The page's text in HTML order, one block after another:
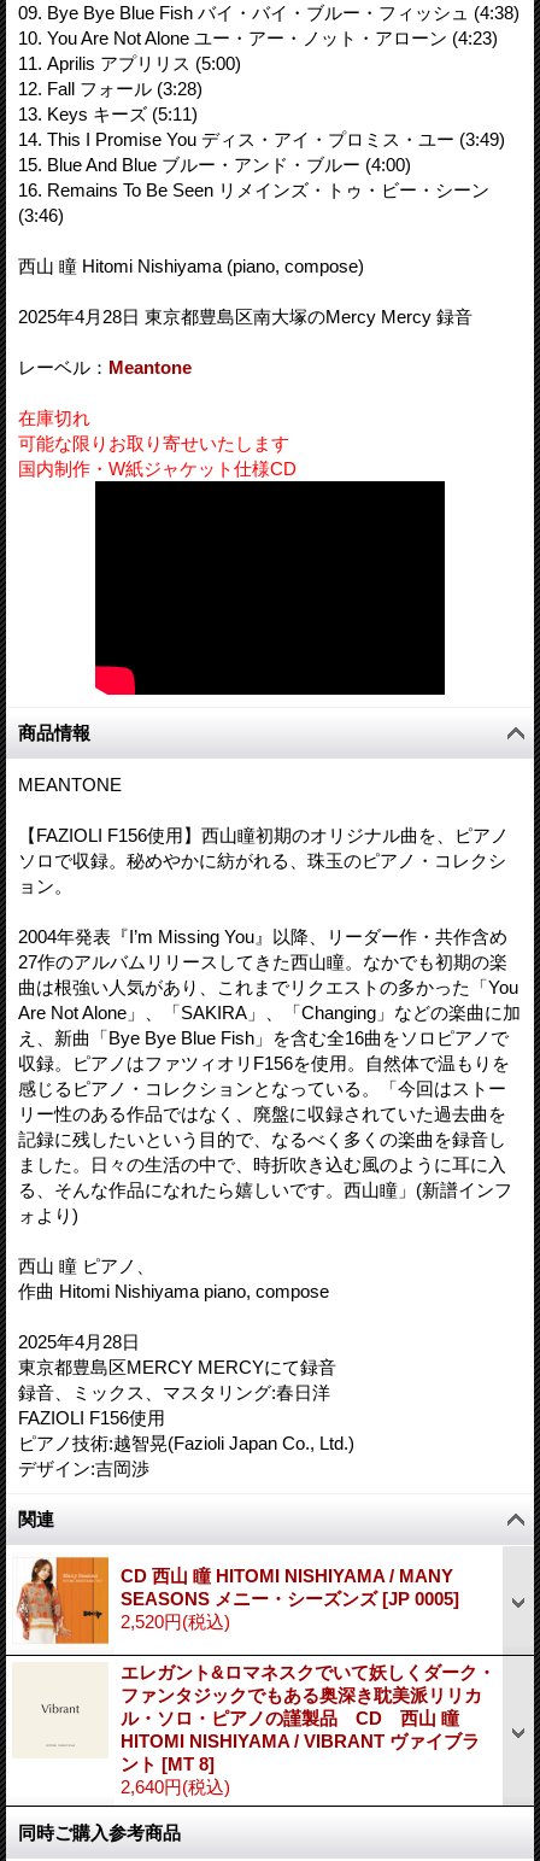
09. Bye Bye Blue Fish バイ・バイ・ブルー・フィッシュ (4:38)
10. You Are Not Alone ユー・アー・ノット・アローン (4:23)
11. Aprilis アプリリス (5:00)
12. Fall フォール (3:28)
13. Keys キーズ (5:11)
14. This I Promise You ディス・アイ・プロミス・ユー (3:49)
15. Blue And Blue ブルー・アンド・ブルー (4:00)
16. Remains To Be Seen リメインズ・トゥ・ビー・シーン
(3:46)
西山 瞳 Hitomi Nishiyama (piano, compose)
2025年4月28日 東京都豊島区南大塚のMercy Mercy 録音
レーベル： Meantone
在庫切れ
可能な限りお取り寄せいたします
国内制作・W紙ジャケット仕様CD
商品情報
MEANTONE
【FAZIOLI F156使用】西山瞳初期のオリジナル曲を、ピアノ
ソロで収録。秘めやかに紡がれる、珠玉のピアノ・コレクシ
ョン。
2004年発表『I’m Missing You』以降、リーダー作・共作含め
27作のアルバムリリースしてきた西山瞳。なかでも初期の楽
曲は根強い人気があり、これまでリクエストの多かった「You
Are Not Alone」、「SAKIRA」、「Changing」などの楽曲に加
え、新曲「Bye Bye Blue Fish」を含む全16曲をソロピアノで
収録。ピアノはファツィオリF156を使用。自然体で温もりを
感じるピアノ・コレクションとなっている。「今回はストー
リー性のある作品ではなく、廃盤に収録されていた過去曲を
記録に残したいという目的で、なるべく多くの楽曲を録音し
ました。日々の生活の中で、時折吹き込む風のように耳に入
る、そんな作品になれたら嬉しいです。西山瞳」(新譜インフ
ォより)
西山 瞳 ピアノ、
作曲 Hitomi Nishiyama piano, compose
2025年4月28日
東京都豊島区MERCY MERCYにて録音
録音、ミックス、マスタリング:春日洋
FAZIOLI F156使用
ピアノ技術:越智晃(Fazioli Japan Co., Ltd.)
デザイン:吉岡渉
関連
CD 西山 瞳 HITOMI NISHIYAMA / MANY
SEASONS メニー・シーズンズ[JP 0005]
2,520円(税込)
エレガント&ロマネスクでいて妖しくダーク・
ファンタジックでもある奥深き耽美派リリカ
ル・ソロ・ピアノの謹製品 CD 西山 瞳
HITOMI NISHIYAMA / VIBRANT ヴァイブラ
ント [MT 8]
2,640円(税込)
同時ご購入参考商品